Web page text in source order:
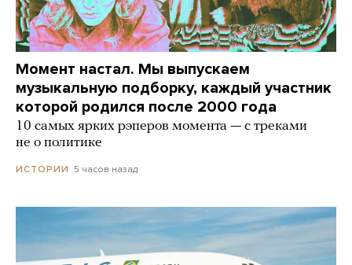
Момент настал. Мы выпускаем
музыкальную подборку, каждый участник
которой родился после 2000 года
10 самых ярких рэперов момента — с треками
не о политике
ИСТОРИИ 5 часов назад